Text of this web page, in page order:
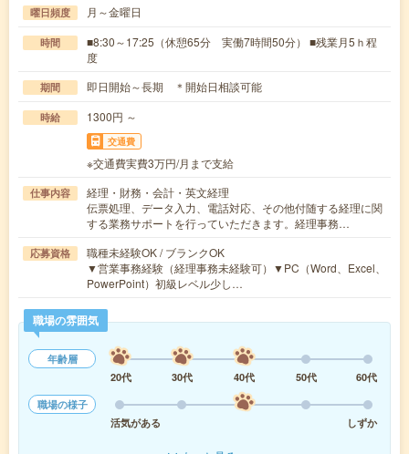
曜日頻度 月～金曜日
時間
■8:30～17:25（休憩65分 実働7時間50分） ■残業月5ｈ程
度
期間 即日開始～長期 ＊開始日相談可能
時給 1300円 ～
交通費
※交通費実費3万円/月まで支給
仕事内容
経理・財務・会計・英文経理
伝票処理、データ入力、電話対応、その他付随する経理に関
する業務サポートを行っていただきます。経理事務…
応募資格
職種未経験OK / ブランクOK
▼営業事務経験（経理事務未経験可）▼PC（Word、Excel、
PowerPoint）初級レベル少し…
職場の雰囲気
年齢層
20代
30代 40代 50代
60代
職場の様子
活気がある
しずか